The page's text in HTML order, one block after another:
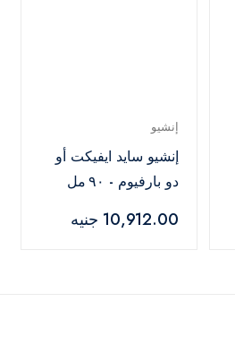
إنشيو
إنشيو سايد ايفيكت أو
دو بارفيوم - ٩٠ مل
10,912.00 جنيه